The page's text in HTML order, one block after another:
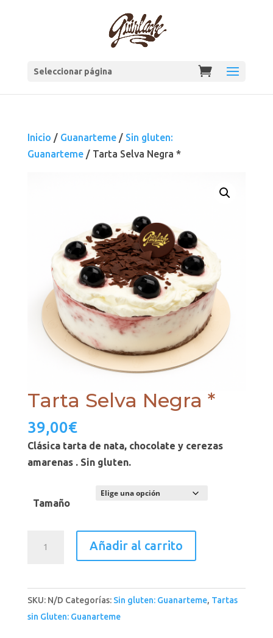
Seleccionar página
Inicio / Guanarteme/ Sin gluten:
Guanarteme/ Tarta Selva Negra *
Tarta Selva Negra *
39,00€
Clásica tarta de nata, chocolate y cerezas
amarenas . Sin gluten.
Tamaño
*
cantidad
Añadir al carrito
SKU: N/D Categorías: Sin gluten: Guanarteme, Tartas
sin Gluten: Guanarteme